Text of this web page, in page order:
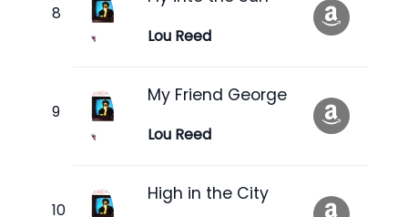
Lou Reed
My Friend George
Lou Reed
High in the City